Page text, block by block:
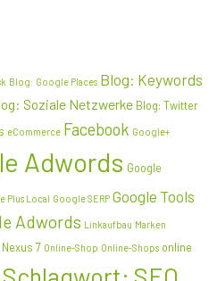
Blog: Google Places Blog: Keywords
Soziale Netzwerke Blog: Twitter
eCommerce Facebook Google+
Adwords Google
Plus Local Google SERP Google Tools
Adwords Linkaufbau Marken
Nexus 7 Online-Shop Online-Shops online